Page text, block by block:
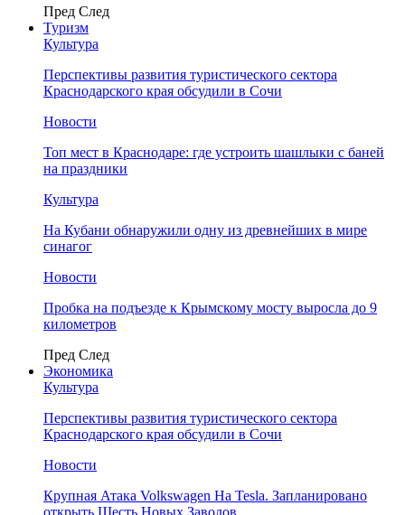
Пред След
Туризм
Культура
Перспективы развития туристического сектора
Краснодарского края обсудили в Сочи
Новости
Топ мест в Краснодаре: где устроить шашлыки с баней
на праздники
Культура
На Кубани обнаружили одну из древнейших в мире
синагог
Новости
Пробка на подъезде к Крымскому мосту выросла до 9
километров
Пред След
Экономика
Культура
Перспективы развития туристического сектора
Краснодарского края обсудили в Сочи
Новости
Крупная Атака Volkswagen На Tesla. Запланировано
открыть Шесть Новых Заводов